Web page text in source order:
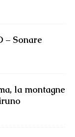
– Sonare
la montagne